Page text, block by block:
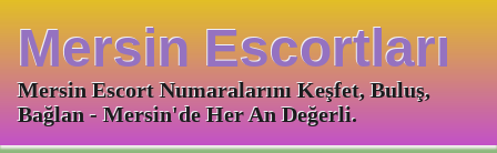
Mersin Escortları
Mersin Escort Numaralarını Keşfet, Buluş,
Bağlan - Mersin'de Her An Değerli.